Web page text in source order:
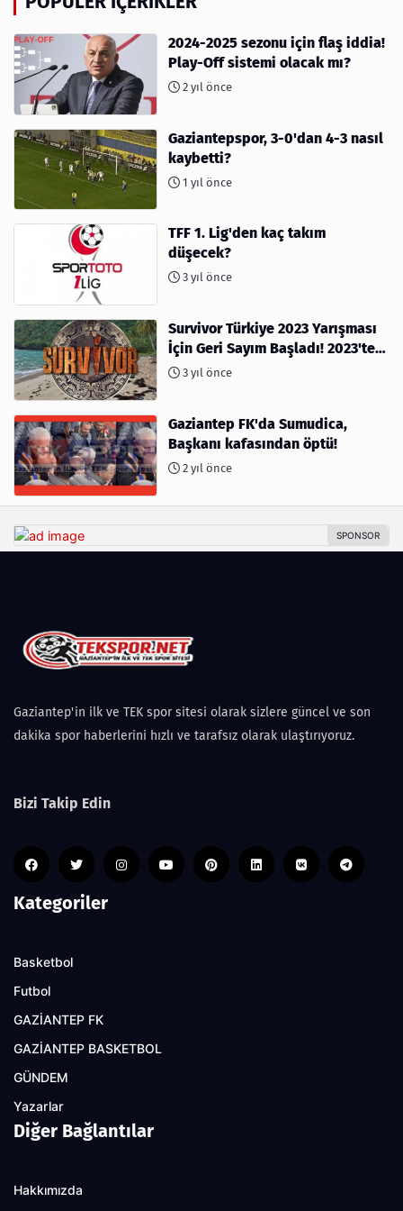
2024-2025 sezonu için flaş iddia!
Play-Off sistemi olacak mı?
2 yıl önce
Gaziantepspor, 3-0'dan 4-3 nasıl
kaybetti?
1 yıl önce
TFF 1. Lig'den kaç takım
düşecek?
3 yıl önce
Survivor Türkiye 2023 Yarışması
İçin Geri Sayım Başladı! 2023'te
kimler var?
3 yıl önce
Gaziantep FK'da Sumudica,
Başkanı kafasından öptü!
2 yıl önce
Gaziantep'in ilk ve TEK spor sitesi olarak sizlere güncel ve son
dakika spor haberlerini hızlı ve tarafsız olarak ulaştırıyoruz.
Bizi Takip Edin
Kategoriler
Basketbol
Futbol
GAZİANTEP FK
GAZİANTEP BASKETBOL
GÜNDEM
Yazarlar
Diğer Bağlantılar
Hakkımızda